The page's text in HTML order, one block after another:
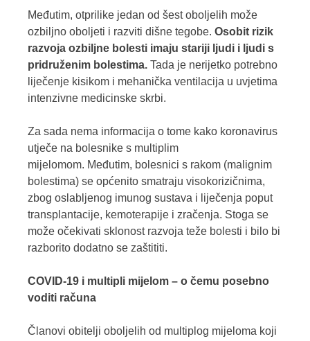
Međutim, otprilike jedan od šest oboljelih može
ozbiljno oboljeti i razviti dišne tegobe. Osobit rizik
razvoja ozbiljne bolesti imaju stariji ljudi i ljudi s
pridruženim bolestima. Tada je nerijetko potrebno
liječenje kisikom i mehanička ventilacija u uvjetima
intenzivne medicinske skrbi.
Za sada nema informacija o tome kako koronavirus
utječe na bolesnike s multiplim
mijelomom. Međutim, bolesnici s rakom (malignim
bolestima) se općenito smatraju visokorizičnima,
zbog oslabljenog imunog sustava i liječenja poput
transplantacije, kemoterapije i zračenja. Stoga se
može očekivati sklonost razvoja teže bolesti i bilo bi
razborito dodatno se zaštititi.
COVID-19 i multipli mijelom – o čemu posebno
voditi računa
Članovi obitelji oboljelih od multiplog mijeloma koji